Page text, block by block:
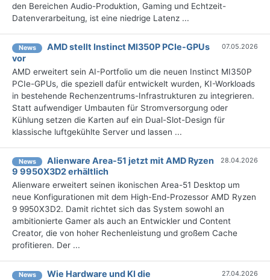
den Bereichen Audio-Produktion, Gaming und Echtzeit-
Datenverarbeitung, ist eine niedrige Latenz ...
News
AMD stellt Instinct MI350P PCIe-GPUs
vor
07.05.2026
AMD erweitert sein AI-Portfolio um die neuen Instinct MI350P
PCIe-GPUs, die speziell dafür entwickelt wurden, KI-Workloads
in bestehende Rechenzentrums-Infrastrukturen zu integrieren.
Statt aufwendiger Umbauten für Stromversorgung oder
Kühlung setzen die Karten auf ein Dual-Slot-Design für
klassische luftgekühlte Server und lassen ...
News
Alienware Area-51 jetzt mit AMD Ryzen
9 9950X3D2 erhältlich
28.04.2026
Alienware erweitert seinen ikonischen Area-51 Desktop um
neue Konfigurationen mit dem High-End-Prozessor AMD Ryzen
9 9950X3D2. Damit richtet sich das System sowohl an
ambitionierte Gamer als auch an Entwickler und Content
Creator, die von hoher Rechenleistung und großem Cache
profitieren. Der ...
News
Wie Hardware und KI die
27.04.2026